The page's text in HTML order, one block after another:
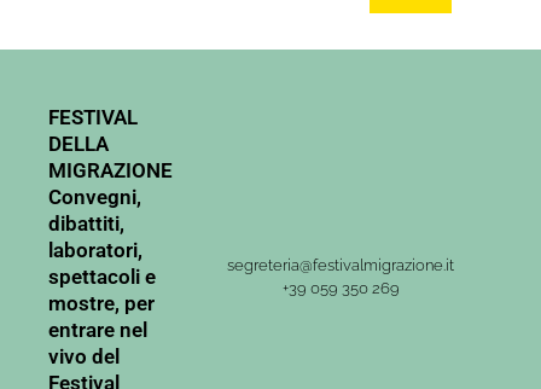
FESTIVAL
DELLA
MIGRAZIONE
Convegni,
dibattiti,
laboratori,
spettacoli e
mostre, per
entrare nel
vivo del
Festival
segreteria@festivalmigrazione.it
+39 059 350 269